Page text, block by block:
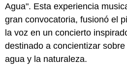
Agua". Esta experiencia
gran convocatoria, fusionó el
la voz en un concierto
destinado a concientizar
agua y la naturaleza.